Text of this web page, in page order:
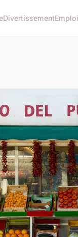
DivertissementEmploi